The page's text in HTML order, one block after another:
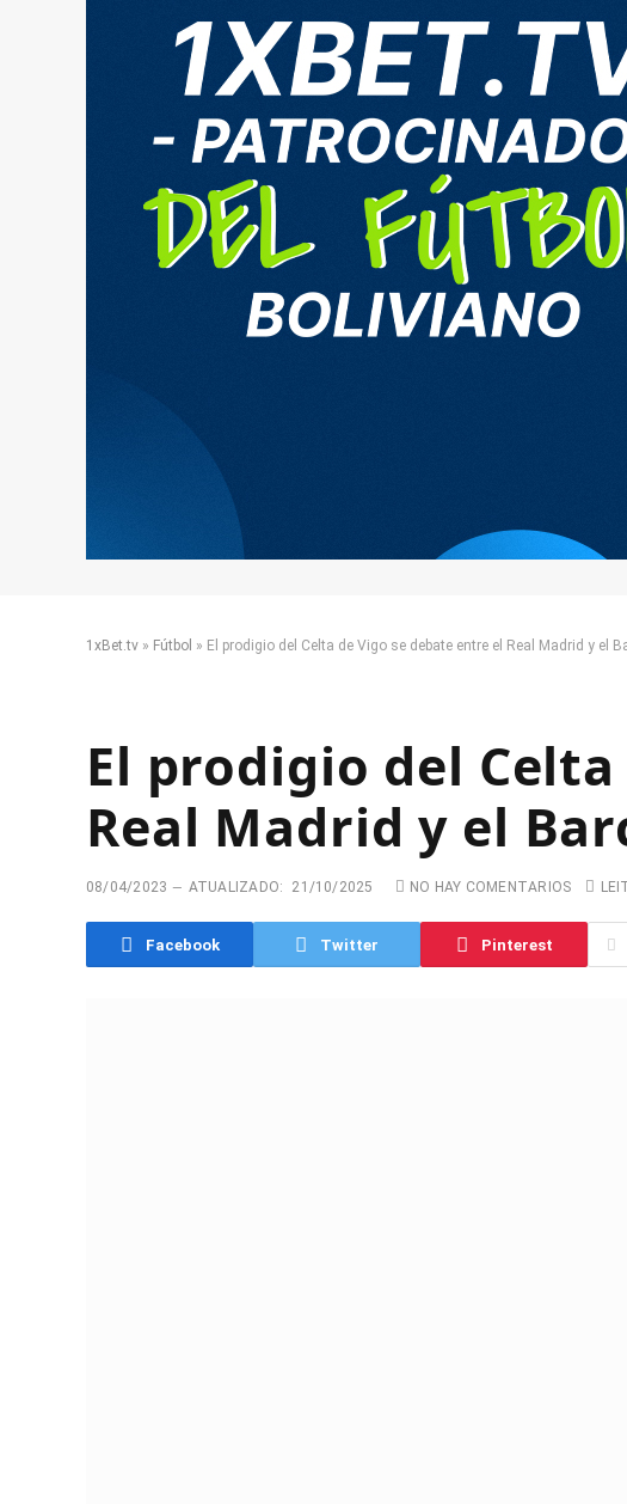
1xBet.tv » Fútbol » El prodigio del Celta de Vigo se debate entre el Real Madrid y el
El prodigio del
Real Madrid y el
08/04/2023 ATUALIZADO: 21/10/2025 NO HAY COMENTARIOS
Facebook Twitter Pinterest